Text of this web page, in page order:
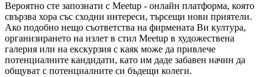
Вероятно сте запознати с Meetup - онлайн платформа, която
свързва хора със сходни интереси, търсещи нови приятели.
Ако подобно нещо съответства на фирмената Ви култура,
организирането на излет в стил Meetup в художествена
галерия или на екскурзия с каяк може да привлече
потенциалните кандидати, като им даде забавен начин да
общуват с потенциалните си бъдещи колеги.